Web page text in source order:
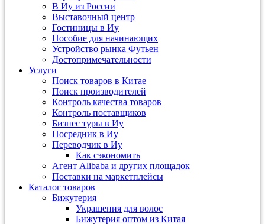
В Иу из России
Выставочный центр
Гостиницы в Иу
Пособие для начинающих
Устройство рынка Футьен
Достопримечательности
Услуги
Поиск товаров в Китае
Поиск производителей
Контроль качества товаров
Контроль поставщиков
Бизнес туры в Иу
Посредник в Иу
Переводчик в Иу
Как сэкономить
Агент Alibaba и других площадок
Поставки на маркетплейсы
Каталог товаров
Бижутерия
Украшения для волос
Бижутерия оптом из Китая